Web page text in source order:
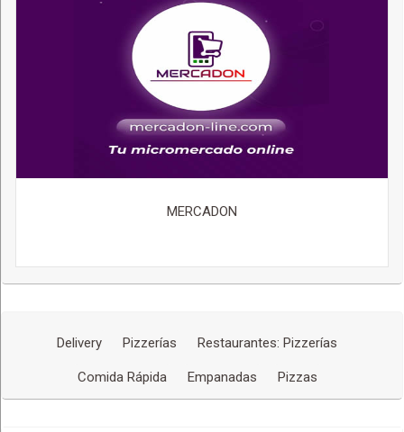
MERCADON
Delivery Pizzerías Restaurantes: Pizzerías
Comida Rápida Empanadas Pizzas